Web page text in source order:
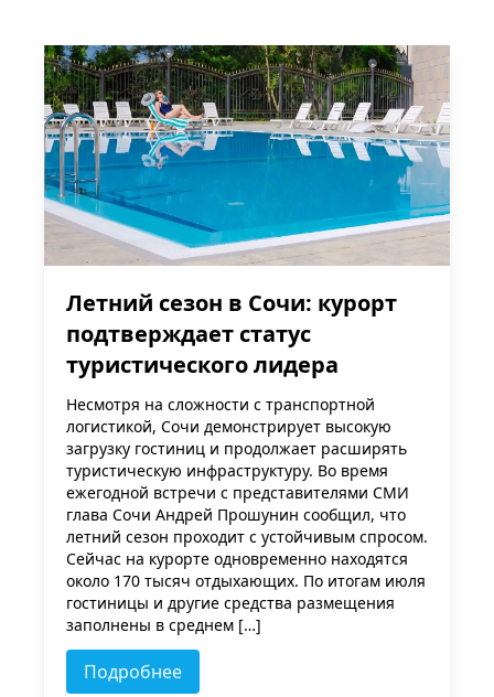
Летний сезон в Сочи: курорт
подтверждает статус
туристического лидера
Несмотря на сложности с транспортной
логистикой, Сочи демонстрирует высокую
загрузку гостиниц и продолжает расширять
туристическую инфраструктуру. Во время
ежегодной встречи с представителями СМИ
глава Сочи Андрей Прошунин сообщил, что
летний сезон проходит с устойчивым спросом.
Сейчас на курорте одновременно находятся
около 170 тысяч отдыхающих. По итогам июля
гостиницы и другие средства размещения
заполнены в среднем […]
Подробнее